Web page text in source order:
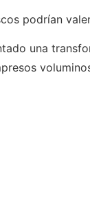
podrían
una